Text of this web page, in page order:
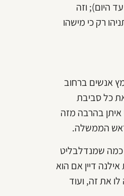
הסתיימו עד היום); וזה
רק כי מישהו
אנשים ברחוב
כל סביבת
בהרבה מזה
ראש הממשלה.
כמה שמנדלבליט
דיין אם הוא
את זה, ועוד